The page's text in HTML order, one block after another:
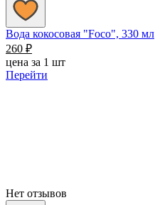
Вода кокосовая "Foco", 330 мл
260 ₽
цена за 1 шт
Перейти
Нет отзывов